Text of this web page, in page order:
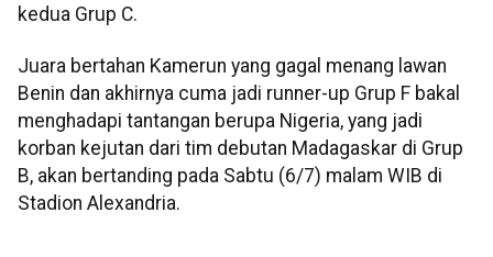
kedua Grup C.
Juara bertahan Kamerun yang gagal menang lawan
Benin dan akhirnya cuma jadi runner-up Grup F bakal
menghadapi tantangan berupa Nigeria, yang jadi
korban kejutan dari tim debutan Madagaskar di Grup
B, akan bertanding pada Sabtu (6/7) malam WIB di
Stadion Alexandria.